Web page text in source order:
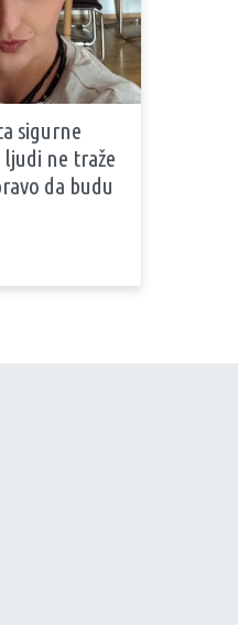
sigurne
ljudi ne traže
da budu